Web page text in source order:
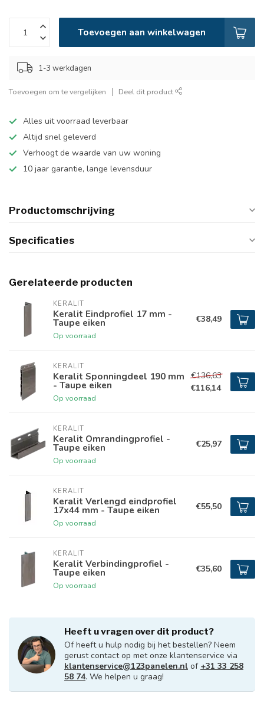
Toevoegen aan winkelwagen
1-3 werkdagen
Toevoegen om te vergelijken Deel dit product
Alles uit voorraad leverbaar
Altijd snel geleverd
Verhoogt de waarde van uw woning
10 jaar garantie, lange levensduur
Productomschrijving
Specificaties
Gerelateerde producten
KERALIT
Keralit Eindprofiel 17 mm -
Taupe eiken
Op voorraad
€38,49
KERALIT
Keralit Sponningdeel 190 mm
- Taupe eiken
Op voorraad
€136,63
€116,14
KERALIT
Keralit Omrandingprofiel -
Taupe eiken
Op voorraad
€25,97
KERALIT
Keralit Verlengd eindprofiel
17x44 mm - Taupe eiken
Op voorraad
€55,50
KERALIT
Keralit Verbindingprofiel -
Taupe eiken
Op voorraad
€35,60
Heeft u vragen over dit product?
Of heeft u hulp nodig bij het bestellen? Neem
gerust contact op met onze klantenservice via
klantenservice@123panelen.nl of +31 33 258
58 74. We helpen u graag!